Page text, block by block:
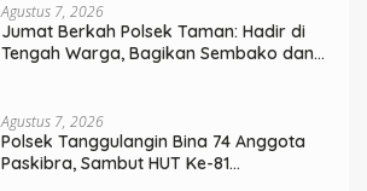
Agustus 7, 2026
Jumat Berkah Polsek Taman: Hadir di
Tengah Warga, Bagikan Sembako dan
Agustus 7, 2026
Polsek Tanggulangin Bina 74 Anggota
Paskibra, Sambut HUT Ke-81